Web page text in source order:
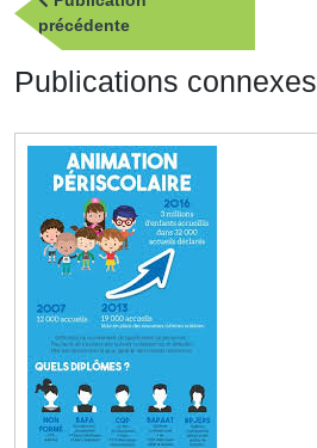
de
l’article
précédentePublication
précédente
Publications connexes